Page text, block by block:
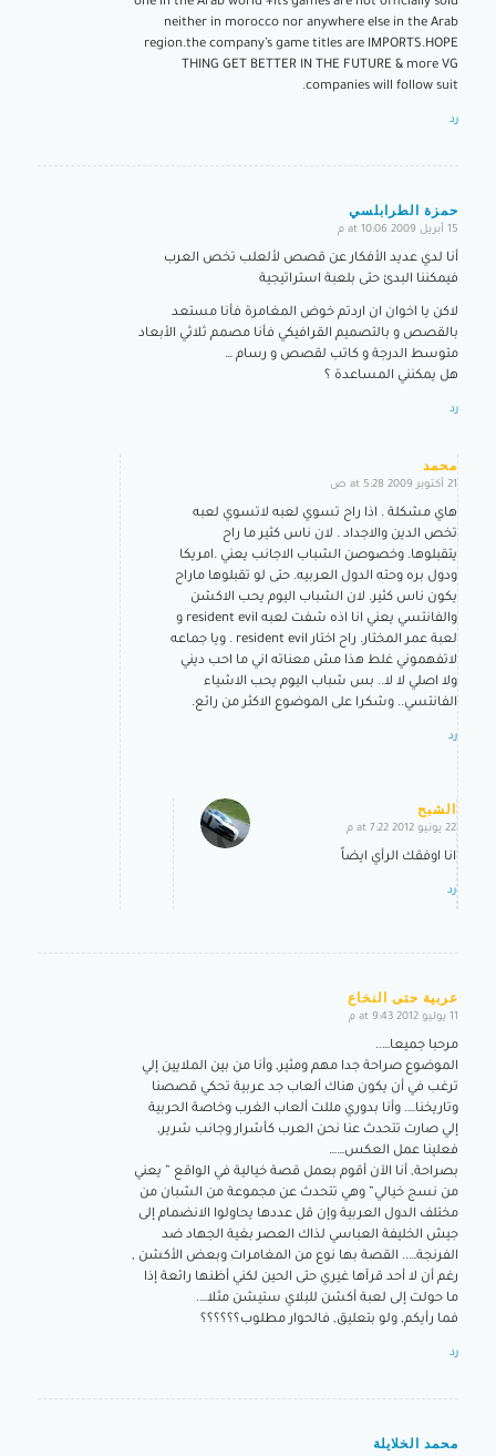
neither in morocco nor anywhere else in the Arab
region.the company’s game titles are IMPORTS.HOPE
THING GET BETTER IN THE FUTURE & more VG
companies will follow suit.
رد
حمزة الطرابلسي
says:
15 أبريل 2009 at 10:06 م
أنا لدي عديد الأفكار عن قصص لألعلب تخص العرب
فيمكننا البدئ حتى بلعبة استراتيجية
لاكن يا اخوان ان اردتم خوض المغامرة فأنا مستعد
بالقصص و بالتصميم القرافيكي فأنا مصمم ثلاثي الأبعاد
متوسط الدرجة و كاتب لقصص و رسام …
هل يمكنني المساعدة ؟
رد
محمد
says:
21 أكتوبر 2009 at 5:28 ص
هاي مشكلة . اذا راح تسوي لعبه لاتسوي لعبه
تخص الدين والاجداد . لان ناس كثير ما راح
يتقبلوها. وخصوصن الشباب الاجانب يعني .امريكا
ودول بره وحته الدول العربيه. حتى لو تقبلوها ماراح
يكون ناس كثير. لان الشباب اليوم يحب الاكشن
والفانتسي يعني انا اذه شفت لعبه resident evil و
لعبة عمر المختار. راح اختار resident evil . ويا جماعه
لاتفهموني غلط هذا مش معناته اني ما احب ديني
ولا اصلي لا لا.. بس شباب اليوم يحب الاشياء
الفانتسي.. وشكرا على الموضوع الاكثر من رائع.
رد
الشبح
says:
22 يونيو 2012 at 7:22 م
انا اوفقك الرأي ايضاً
رد
عربية حتى النخاع
says:
11 يوليو 2012 at 9:43 م
مرحبا جميعا…..
الموضوع صراحة جدا مهم ومثير, وأنا من بين الملايين إلي
ترغب في أن يكون هناك ألعاب جد عربية تحكي قصصنا
وتاريخنا…. وأنا بدوري مللت ألعاب الغرب وخاصة الحربية
إلي صارت تتحدث عنا نحن العرب كأشرار وجانب شرير,
فعلينا عمل العكس……
بصراحة, أنا الآن أقوم بعمل قصة خيالية في الواقع ” يعني
من نسج خيالي” وهي تتحدث عن مجموعة من الشبان من
مختلف الدول العربية وإن قل عددها يحاولوا الانضمام إلى
جيش الخليفة العباسي لذاك العصر بغية الجهاد ضد
الفرنجة….. القصة بها نوع من المغامرات وبعض الأكشن ,
رغم أن لا أحد قرآها غيري حتى الحين لكني أظنها رائعة إذا
ما حولت إلى لعبة أكشن للبلاي ستيشن مثلا….
فما رأيكم, ولو بتعليق, فالحوار مطلوب؟؟؟؟؟؟
رد
محمد الخلايلة